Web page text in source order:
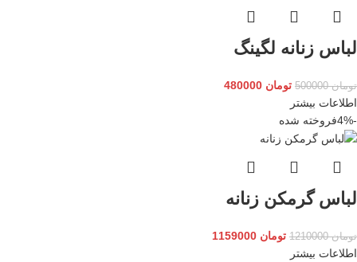
لباس زنانه لگینگ
تومان500000 تومان
اطلاعات بیشتر
-4%
فروخته شده
لباس گرمکن زنانه
تومان1210000 تومان
اطلاعات بیشتر